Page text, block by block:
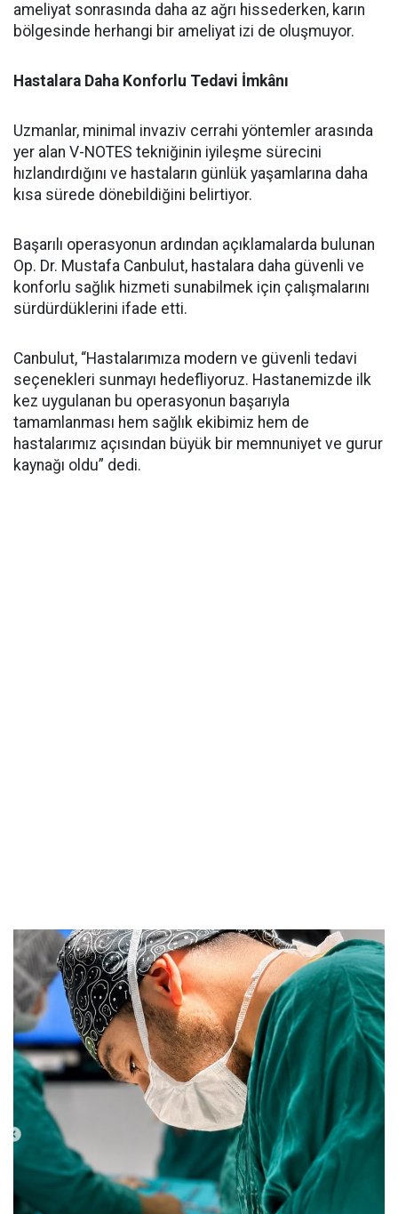
ameliyat sonrasında daha az ağrı hissederken, karın
bölgesinde herhangi bir ameliyat izi de oluşmuyor.
Hastalara Daha Konforlu Tedavi İmkânı
Uzmanlar, minimal invaziv cerrahi yöntemler arasında
yer alan V-NOTES tekniğinin iyileşme sürecini
hızlandırdığını ve hastaların günlük yaşamlarına daha
kısa sürede dönebildiğini belirtiyor.
Başarılı operasyonun ardından açıklamalarda bulunan
Op. Dr. Mustafa Canbulut, hastalara daha güvenli ve
konforlu sağlık hizmeti sunabilmek için çalışmalarını
sürdürdüklerini ifade etti.
Canbulut, “Hastalarımıza modern ve güvenli tedavi
seçenekleri sunmayı hedefliyoruz. Hastanemizde ilk
kez uygulanan bu operasyonun başarıyla
tamamlanması hem sağlık ekibimiz hem de
hastalarımız açısından büyük bir memnuniyet ve gurur
kaynağı oldu” dedi.